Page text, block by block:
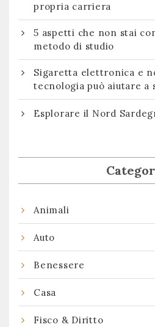
propria carriera
5 aspetti che non stai
metodo di studio
Sigaretta elettronica e
tecnologia può aiutare a
Esplorare il Nord
Animali
Auto
Benessere
Casa
Fisco & Diritto